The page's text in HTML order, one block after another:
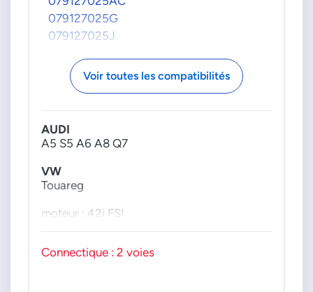
079127025G
079127025J
Voir toutes les compatibilités
AUDI
A5 S5 A6 A8 Q7
VW
Touareg
moteur : 42i FSI
Connectique : 2 voies